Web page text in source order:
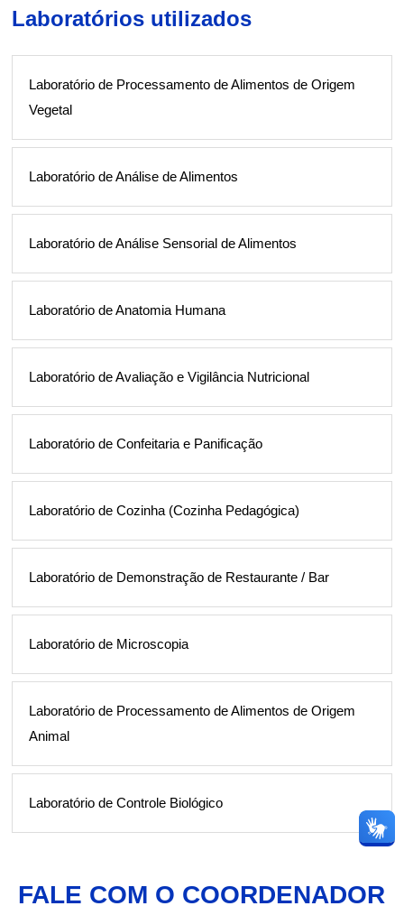
Laboratórios utilizados
Laboratório de Processamento de Alimentos de Origem
Vegetal
Laboratório de Análise de Alimentos
Laboratório de Análise Sensorial de Alimentos
Laboratório de Anatomia Humana
Laboratório de Avaliação e Vigilância Nutricional
Laboratório de Confeitaria e Panificação
Laboratório de Cozinha (Cozinha Pedagógica)
Laboratório de Demonstração de Restaurante / Bar
Laboratório de Microscopia
Laboratório de Processamento de Alimentos de Origem
Animal
Laboratório de Controle Biológico
FALE COM O COORDENADOR